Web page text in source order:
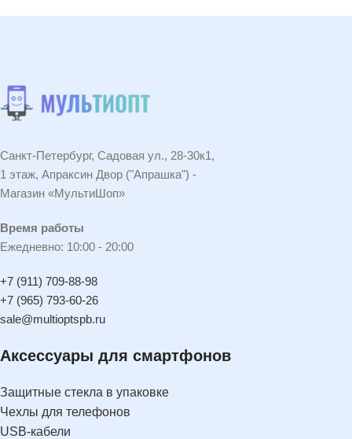
Санкт-Петербург, Садовая ул., 28-30к1,
1 этаж, Апраксин Двор ("Апрашка") -
Магазин «МультиШоп»
Время работы
Ежедневно: 10:00 - 20:00
+7 (911) 709-88-98
+7 (965) 793-60-26
sale@multioptspb.ru
Аксессуары для смартфонов
Защитные стекла в упаковке
Чехлы для телефонов
USB-кабели